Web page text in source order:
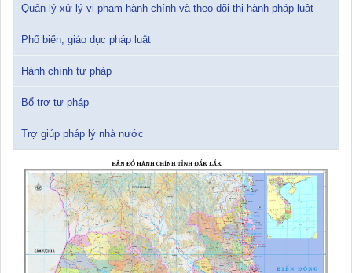
12/01/2026 14:30:21
Sổ tay tìm hiểu các quy định pháp luật về đăng ký doanh nghiệp và
10/01/2026 15:22:31
Đắk Lắk: Quyết tâm thực hiện hiệu quả Kế hoạch phòng, chống
24/10/2025 17:14:42
Quản lý xử lý vi phạm hành chính và theo dõi thi hành pháp luật
Phổ biến, giáo dục pháp luật
Hành chính tư pháp
Bổ trợ tư pháp
Trợ giúp pháp lý nhà nước